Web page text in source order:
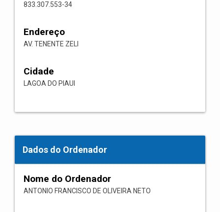
833.307.553-34
Endereço
AV. TENENTE ZELI
Cidade
LAGOA DO PIAUI
Dados do Ordenador
Nome do Ordenador
ANTONIO FRANCISCO DE OLIVEIRA NETO